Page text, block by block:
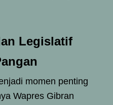
Legislatif
momen penting
Wapres Gibran